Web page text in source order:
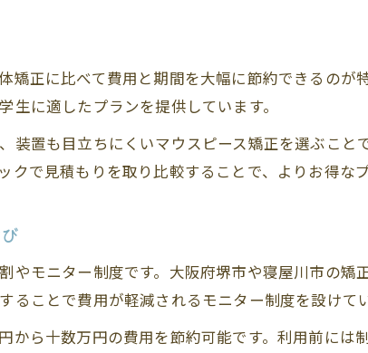
学割とバイト収入を組み合わせた矯正歯科節約
アルバイトと両立できる矯正歯科通院のポイント
学割で叶える理想の歯並びと節約生活
学割が使える矯正歯科選びのポイントと注意点
学割や医療費控除でお得に矯正歯科治療
理想の歯並びを学割で手に入れるステップ
マウスピース矯正で負担を抑えるコツ
矯正に比べて費用と期間を大幅に節約できるのが
に適したプランを提供しています。
装置も目立ちにくいマウスピース矯正を選ぶこと
で見積もりを取り比較することで、よりお得な
やモニター制度です。大阪府堺市や寝屋川市の矯
ことで費用が軽減されるモニター制度を設けて
から十数万円の費用を節約可能です。利用前に